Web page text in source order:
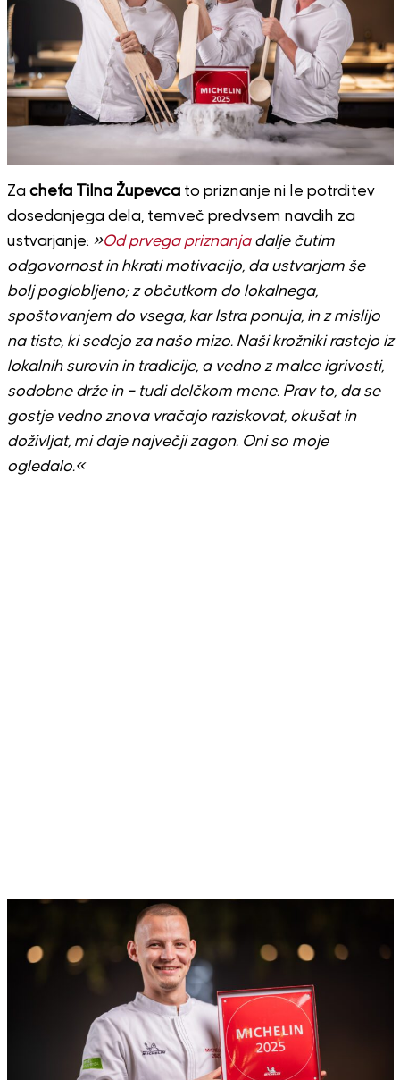
Za chefa Tilna Župevcato priznanje ni le potrditev
dosedanjega dela, temveč predvsem navdih za
ustvarjanje: »Od prvega priznanjadalje čutim
odgovornost in hkrati motivacijo, da ustvarjam še
bolj poglobljeno; z občutkom do lokalnega,
spoštovanjem do vsega, kar Istra ponuja, in z mislijo
na tiste, ki sedejo za našo mizo. Naši krožniki rastejo iz
lokalnih surovin in tradicije, a vedno z malce igrivosti,
sodobne drže in – tudi delčkom mene. Prav to, da se
gostje vedno znova vračajo raziskovat, okušat in
doživljat, mi daje največji zagon. Oni so moje
ogledalo.«